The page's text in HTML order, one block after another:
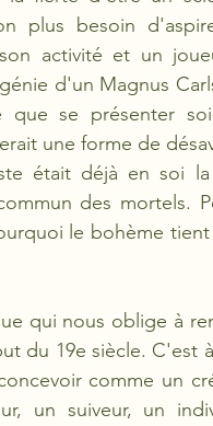
plus besoin
activité et un
d'un Magnus
se présenter
une forme de
était déjà en soi
des mortels.
le bohème
qui nous oblige à
du 19e siècle. C'est
comme un
un suiveur, un